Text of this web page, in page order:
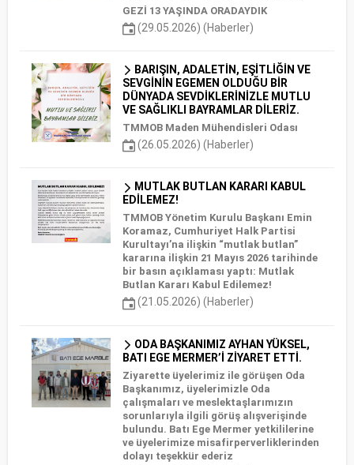
GEZİ 13 YAŞINDA ORADAYDIK
(29.05.2026) (Haberler)
BARIŞIN, ADALETİN, EŞİTLİĞİN VE
SEVGİNİN EGEMEN OLDUĞU BİR
DÜNYADA SEVDİKLERİNİZLE MUTLU
VE SAĞLIKLI BAYRAMLAR DİLERİZ.
TMMOB Maden Mühendisleri Odası
(26.05.2026) (Haberler)
MUTLAK BUTLAN KARARI KABUL
EDİLEMEZ!
TMMOB Yönetim Kurulu Başkanı Emin
Koramaz, Cumhuriyet Halk Partisi
Kurultayı’na ilişkin “mutlak butlan”
kararına ilişkin 21 Mayıs 2026 tarihinde
bir basın açıklaması yaptı: Mutlak
Butlan Kararı Kabul Edilemez!
(21.05.2026) (Haberler)
ODA BAŞKANIMIZ AYHAN YÜKSEL,
BATI EGE MERMER’İ ZİYARET ETTİ.
Ziyarette üyelerimiz ile görüşen Oda
Başkanımız, üyelerimizle Oda
çalışmaları ve meslektaşlarımızın
sorunlarıyla ilgili görüş alışverişinde
bulundu. Batı Ege Mermer yetkililerine
ve üyelerimize misafirperverliklerinden
dolayı teşekkür ederiz